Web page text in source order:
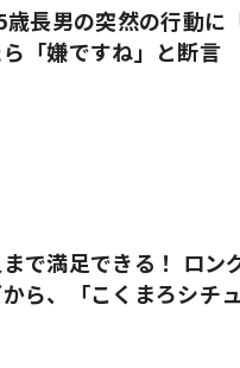
長男の突然の行動に
「嫌ですね」と断言
で満足できる！ ロン
ら、「こくまろシチ